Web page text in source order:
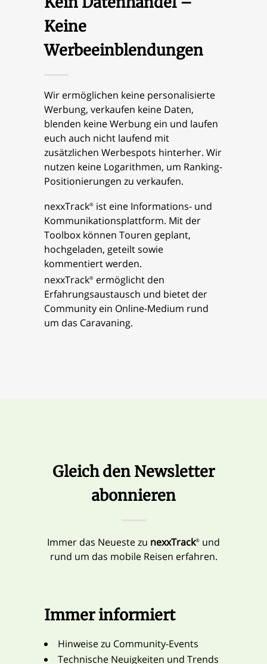
Keine
Werbeeinblendungen
Wir ermöglichen keine personalisierte
Werbung, verkaufen keine Daten,
blenden keine Werbung ein und laufen
euch auch nicht laufend mit
zusätzlichen Werbespots hinterher. Wir
nutzen keine Logarithmen, um Ranking-
Positionierungen zu verkaufen.
nexxTrack® ist eine Informations- und
Kommunikationsplattform. Mit der
Toolbox können Touren geplant,
hochgeladen, geteilt sowie
kommentiert werden.
nexxTrack® ermöglicht den
Erfahrungsaustausch und bietet der
Community ein Online-Medium rund
um das Caravaning.
Gleich den Newsletter
abonnieren
Immer das Neueste zu nexxTrack® und
rund um das mobile Reisen erfahren.
Immer informiert
Hinweise zu Community-Events
Technische Neuigkeiten und Trends